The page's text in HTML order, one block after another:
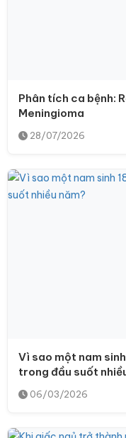
Phân tích ca bệnh:
Meningioma
28/07/2026
Vì sao một nam
trong đầu suốt
06/03/2026